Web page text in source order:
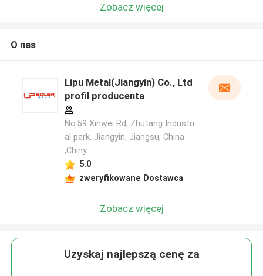
Zobacz więcej
O nas
Lipu Metal(Jiangyin) Co., Ltd
profil producenta
No.59 Xinwei Rd, Zhutang Industri
al park, Jiangyin, Jiangsu, China
,Chiny
5.0
zweryfikowane Dostawca
Zobacz więcej
Uzyskaj najlepszą cenę za